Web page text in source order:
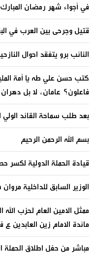
في أجواء شهر رمضان
قتيل وجرحى بين العرب في
النائب برو يتفقد احوال
كتب حسن علي طه يا أمة
فاعلون؟ عامان، لا بل
بعد طلب سماحة القائد الولي
بسم الله الرحمن الرحيم
قيادة الحملة الدولية لكسر
الوزير السابق للداخلية
ممثل الامين العام لحزب
مائدة الامام زين العابدين ع
مباشر من حفل اطلاق الحملة